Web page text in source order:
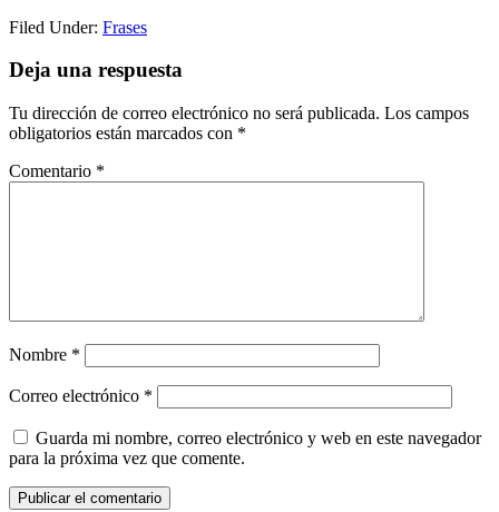
Filed Under: Frases
Reader
Interactions
Deja una respuesta
Tu dirección de correo electrónico no será publicada. Los campos
obligatorios están marcados con *
Comentario *
Nombre *
Correo electrónico *
Guarda mi nombre, correo electrónico y web en este navegador
para la próxima vez que comente.